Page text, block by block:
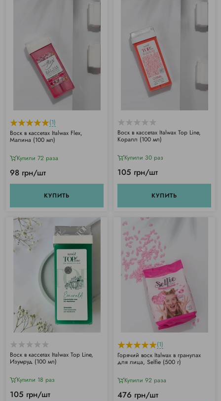
(1)
Воск в кассетах Italwax Flex,
Малина (100 мл)
Купили 72 раза
98 грн/шт
КУПИТЬ
Воск в кассетах Italwax Top Line,
Коралл (100 мл)
Купили 30 раз
105 грн/шт
КУПИТЬ
Воск в кассетах Italwax Top Line,
Изумруд (100 мл)
Купили 18 раз
105 грн/шт
(1)
Горячий воск Italwax в гранулах
для лица, Selfie (500 г)
Купили 92 раза
476 грн/шт